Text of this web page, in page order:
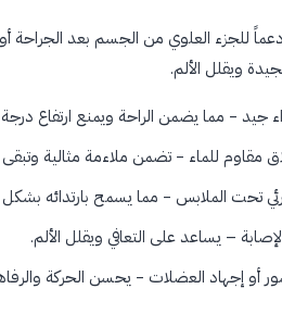
للجزء العلوي من الجسم بعد الجراحة
ويقلل الألم.
- مما يضمن الراحة ويمنع ارتفاع درجة
مقاوم للماء - تضمن ملاءمة مثالية
تحت الملابس - مما يسمح بارتدائه
– يساعد على التعافي ويقلل الألم.
أو إجهاد العضلات - يحسن الحركة